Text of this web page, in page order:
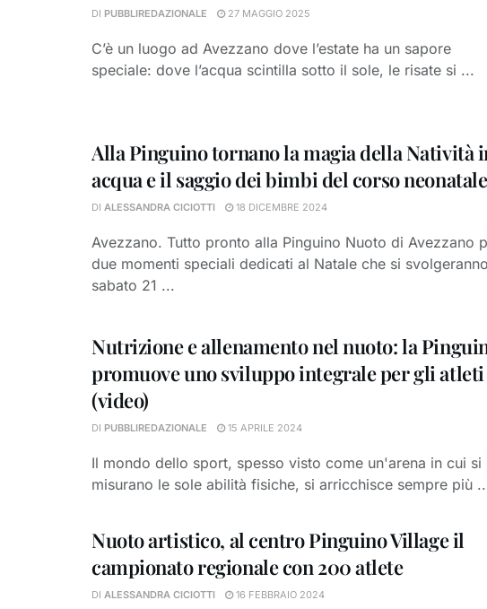
DI PUBBLIREDAZIONALE 27 MAGGIO 2025
C’è un luogo ad Avezzano dove l’estate ha un sapore
speciale: dove l’acqua scintilla sotto il sole, le risate si ...
Alla Pinguino tornano la magia della Natività
acqua e il saggio dei bimbi del corso neonatale
DI ALESSANDRA CICIOTTI 18 DICEMBRE 2024
Avezzano. Tutto pronto alla Pinguino Nuoto di Avezzano
due momenti speciali dedicati al Natale che si svolgeranno
sabato 21 ...
Nutrizione e allenamento nel nuoto: la
promuove uno sviluppo integrale per gli atleti
(video)
DI PUBBLIREDAZIONALE 15 APRILE 2024
Il mondo dello sport, spesso visto come un'arena in cui si
misurano le sole abilità fisiche, si arricchisce sempre più
Nuoto artistico, al centro Pinguino Village il
campionato regionale con 200 atlete
DI ALESSANDRA CICIOTTI 16 FEBBRAIO 2024